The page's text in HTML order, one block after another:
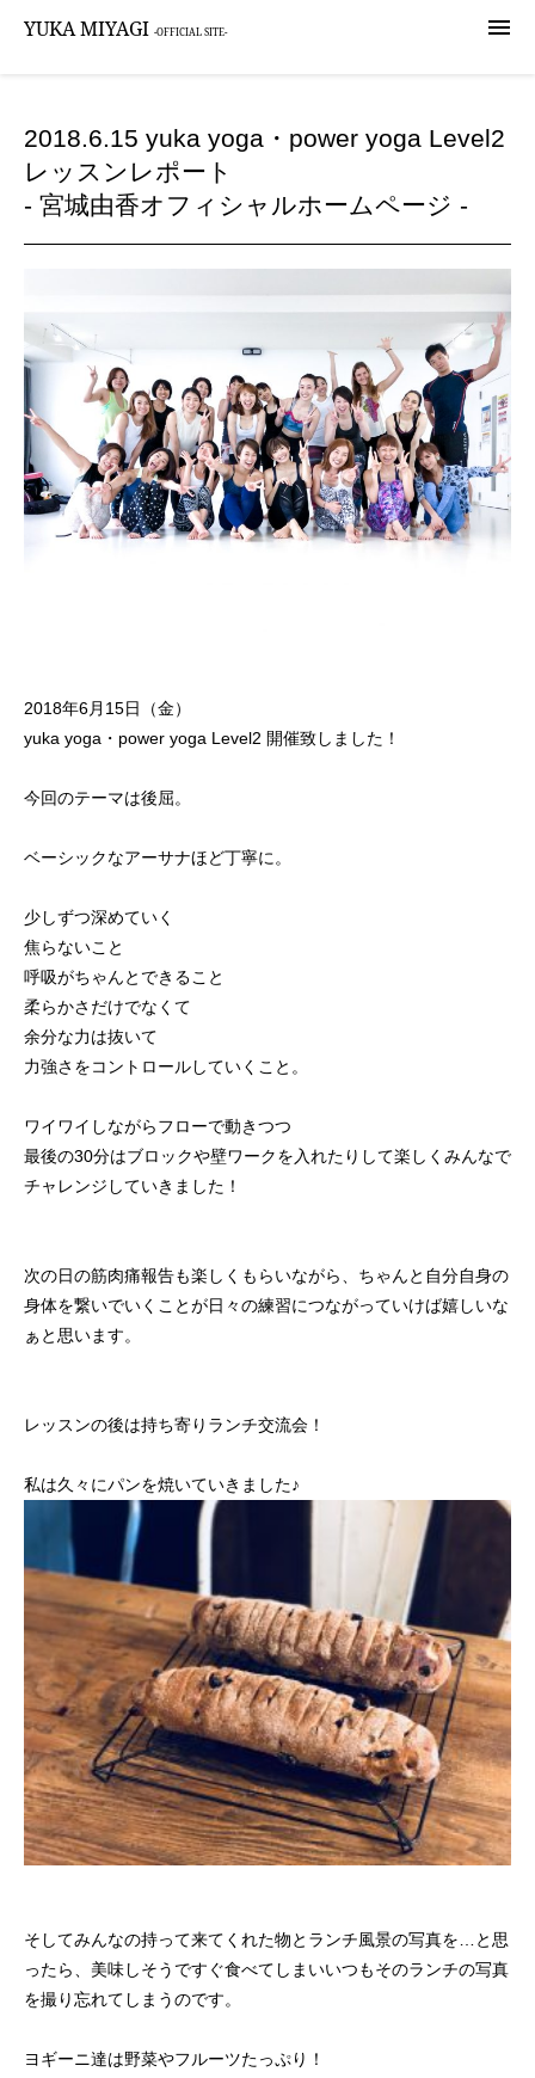

YUKA MIYAGI -OFFICIAL SITE-
2018.6.15 yuka yoga・power yoga Level2
レッスンレポート
- 宮城由香オフィシャルホームページ -
2018年6月15日（金）
yuka yoga・power yoga Level2 開催致しました！
今回のテーマは後屈。
ベーシックなアーサナほど丁寧に。
少しずつ深めていく
焦らないこと
呼吸がちゃんとできること
柔らかさだけでなくて
余分な力は抜いて
力強さをコントロールしていくこと。
ワイワイしながらフローで動きつつ
最後の30分はブロックや壁ワークを入れたりして楽しくみんなで
チャレンジしていきました！
次の日の筋肉痛報告も楽しくもらいながら、ちゃんと自分自身の
身体を繋いでいくことが日々の練習につながっていけば嬉しいな
ぁと思います。
レッスンの後は持ち寄りランチ交流会！
私は久々にパンを焼いていきました♪
そしてみんなの持って来てくれた物とランチ風景の写真を…と思
ったら、美味しそうですぐ食べてしまいいつもそのランチの写真
を撮り忘れてしまうのです。
ヨギーニ達は野菜やフルーツたっぷり！